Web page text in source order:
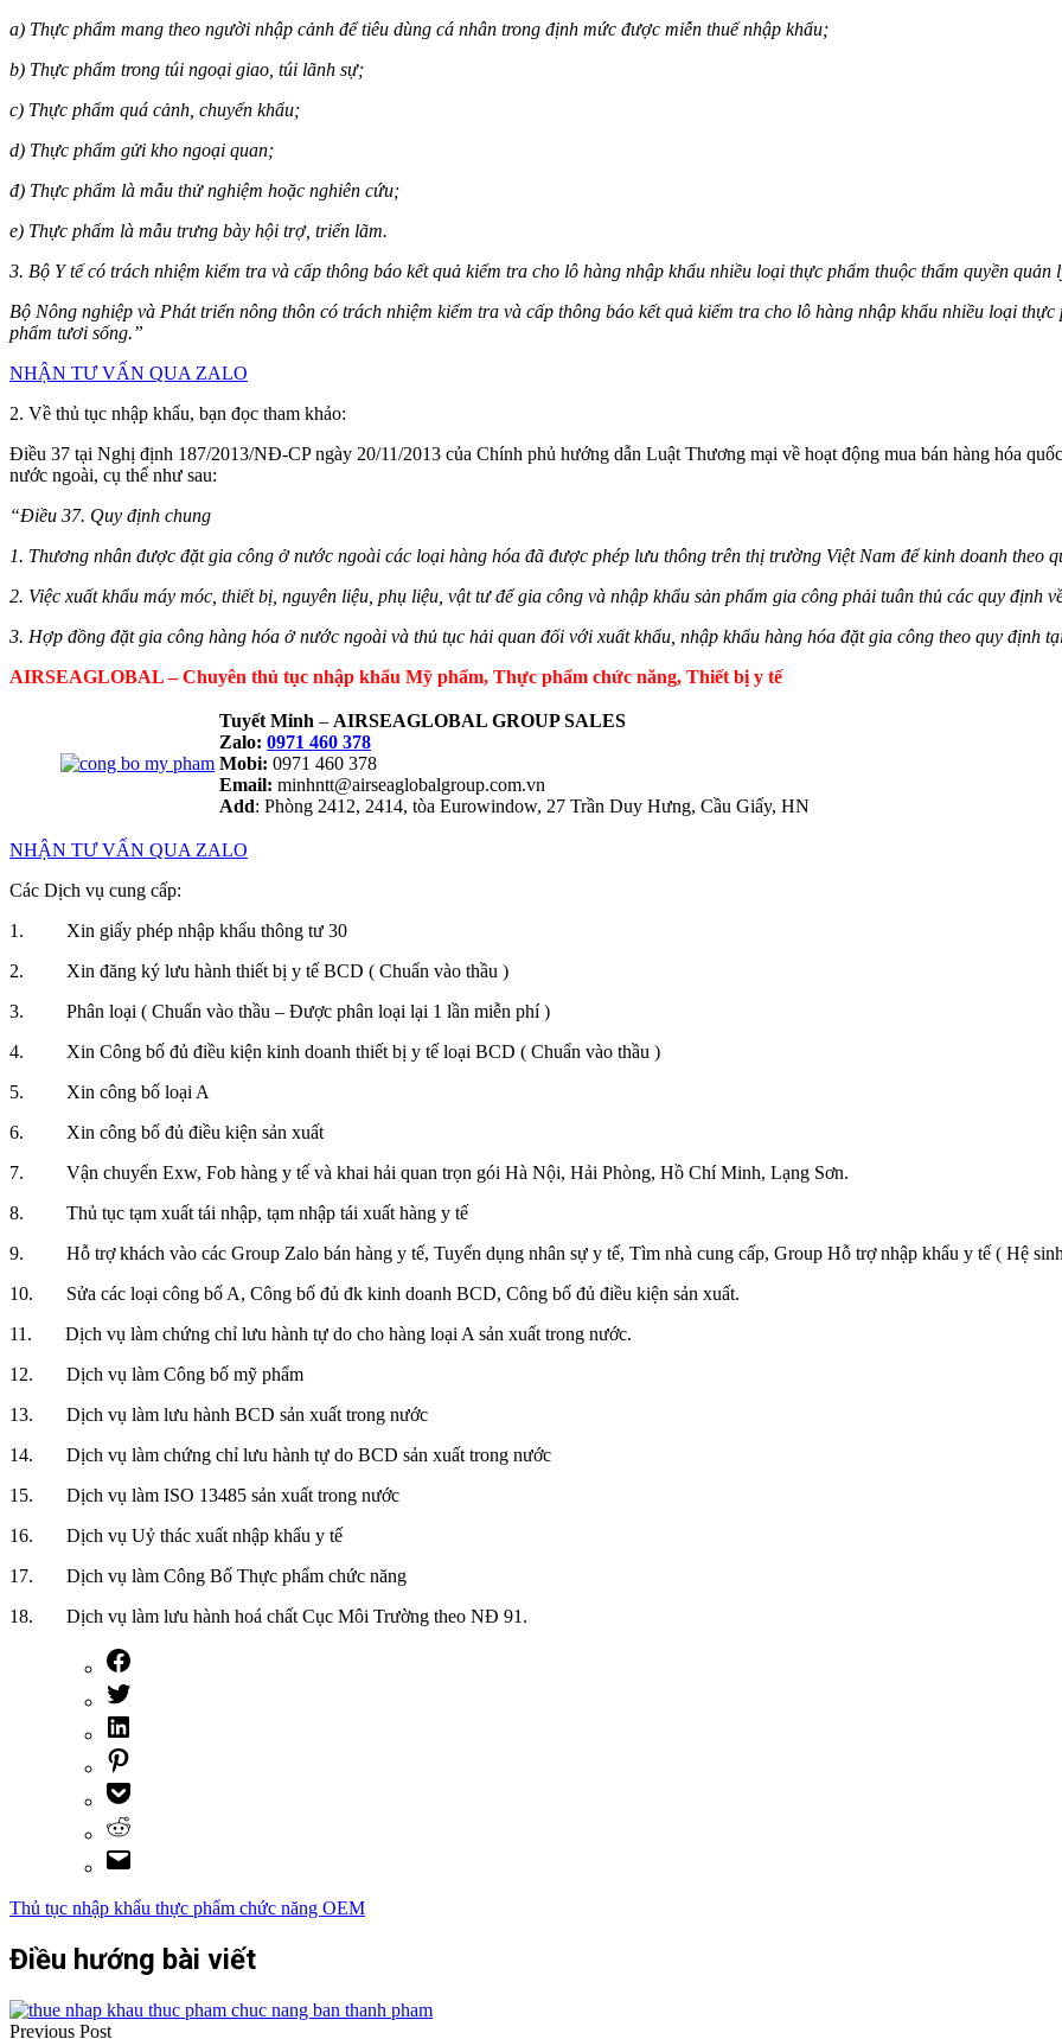
a) Thực phẩm mang theo người nhập cảnh để tiêu dùng cá nhân trong định mức được miễn thuế nhập khẩu;
b) Thực phẩm trong túi ngoại giao, túi lãnh sự;
c) Thực phẩm quá cảnh, chuyển khẩu;
d) Thực phẩm gửi kho ngoại quan;
đ) Thực phẩm là mẫu thử nghiệm hoặc nghiên cứu;
e) Thực phẩm là mẫu trưng bày hội trợ, triển lãm.
3. Bộ Y tế có trách nhiệm kiểm tra và cấp thông báo kết quả kiểm tra cho lô hàng nhập khẩu nhiều loại thực phẩm thuộc thẩm quyền quản
Bộ Nông nghiệp và Phát triển nông thôn có trách nhiệm kiểm tra và cấp thông báo kết quả kiểm tra cho lô hàng nhập khẩu nhiều loại
phẩm tươi sống.”
NHẬN TƯ VẤN QUA ZALO
2. Về thủ tục nhập khẩu, bạn đọc tham khảo:
Điều 37 tại Nghị định 187/2013/NĐ-CP ngày 20/11/2013 của Chính phủ hướng dẫn Luật Thương mại về hoạt động mua bán hàng hóa
nước ngoài, cụ thể như sau:
“Điều 37. Quy định chung
1. Thương nhân được đặt gia công ở nước ngoài các loại hàng hóa đã được phép lưu thông trên thị trường Việt Nam để kinh doanh theo
2. Việc xuất khẩu máy móc, thiết bị, nguyên liệu, phụ liệu, vật tư để gia công và nhập khẩu sản phẩm gia công phải tuân thủ các quy định
3. Hợp đồng đặt gia công hàng hóa ở nước ngoài và thủ tục hải quan đối với xuất khẩu, nhập khẩu hàng hóa đặt gia công theo quy định
AIRSEAGLOBAL – Chuyên thủ tục nhập khẩu Mỹ phẩm, Thực phẩm chức năng, Thiết bị y tế
Tuyết Minh – AIRSEAGLOBAL GROUP SALES
Zalo: 0971 460 378
Mobi: 0971 460 378
Email: minhntt@airseaglobalgroup.com.vn
Add: Phòng 2412, 2414, tòa Eurowindow, 27 Trần Duy Hưng, Cầu Giấy, HN
NHẬN TƯ VẤN QUA ZALO
Các Dịch vụ cung cấp:
1. Xin giấy phép nhập khẩu thông tư 30
2. Xin đăng ký lưu hành thiết bị y tế BCD ( Chuẩn vào thầu )
3. Phân loại ( Chuẩn vào thầu – Được phân loại lại 1 lần miễn phí )
4. Xin Công bố đủ điều kiện kinh doanh thiết bị y tế loại BCD ( Chuẩn vào thầu )
5. Xin công bố loại A
6. Xin công bố đủ điều kiện sản xuất
7. Vận chuyển Exw, Fob hàng y tế và khai hải quan trọn gói Hà Nội, Hải Phòng, Hồ Chí Minh, Lạng Sơn.
8. Thủ tục tạm xuất tái nhập, tạm nhập tái xuất hàng y tế
9. Hỗ trợ khách vào các Group Zalo bán hàng y tế, Tuyển dụng nhân sự y tế, Tìm nhà cung cấp, Group Hỗ trợ nhập khẩu y tế ( Hệ
10. Sửa các loại công bố A, Công bố đủ đk kinh doanh BCD, Công bố đủ điều kiện sản xuất.
11. Dịch vụ làm chứng chỉ lưu hành tự do cho hàng loại A sản xuất trong nước.
12. Dịch vụ làm Công bố mỹ phẩm
13. Dịch vụ làm lưu hành BCD sản xuất trong nước
14. Dịch vụ làm chứng chỉ lưu hành tự do BCD sản xuất trong nước
15. Dịch vụ làm ISO 13485 sản xuất trong nước
16. Dịch vụ Uỷ thác xuất nhập khẩu y tế
17. Dịch vụ làm Công Bố Thực phẩm chức năng
18. Dịch vụ làm lưu hành hoá chất Cục Môi Trường theo NĐ 91.
Thủ tục nhập khẩu thực phẩm chức năng OEM
Điều hướng bài viết
Previous Post